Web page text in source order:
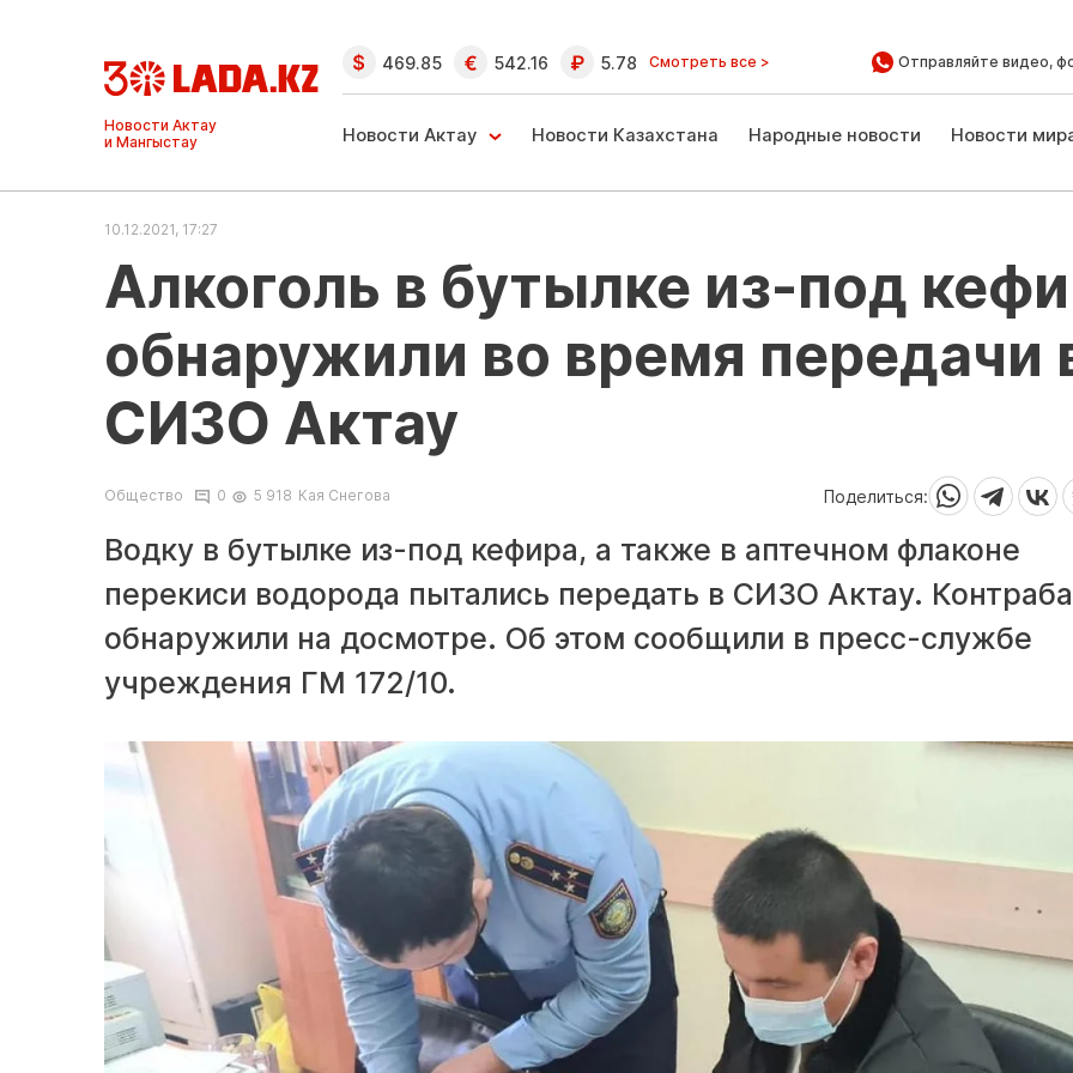
Ақтау және
Манғыстау
жаңалықтары
469.85 542.16 5.78 Смотреть все > Отправляйте видео,
Новости Актау Новости Казахстана Народные новости Новости
10.12.2021, 17:27
Алкоголь в бутылке из-под
обнаружили во время передачи
СИЗО Актау
Общество 0 5 918 Кая Снегова Поделиться:
Водку в бутылке из-под кефира, а также в аптечном флаконе
перекиси водорода пытались передать в СИЗО Актау.
обнаружили на досмотре. Об этом сообщили в пресс-службе
учреждения ГМ 172/10.